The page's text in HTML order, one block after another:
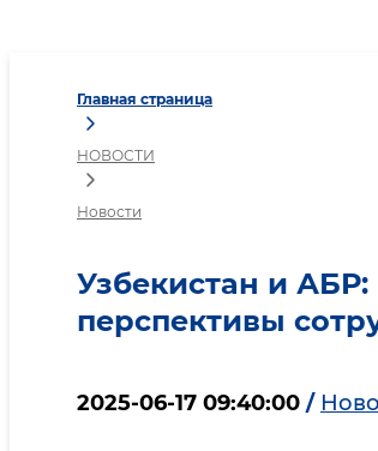
Главная страница
НОВОСТИ
Новости
Узбекистан и
перспективы
2025-06-17 09:40:00 /